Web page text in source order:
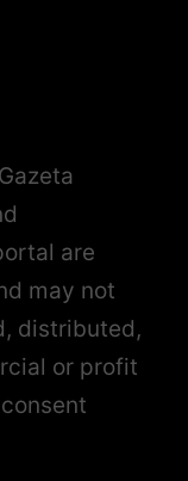
are
may not
distributed,
or profit